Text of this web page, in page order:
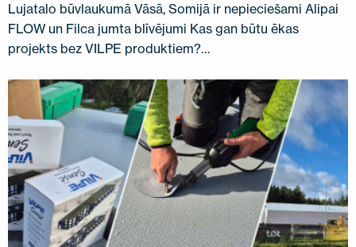
Lujatalo būvlaukumā Vāsā, Somijā ir nepieciešami Alipai
FLOW un Filca jumta blīvējumi Kas gan būtu ēkas
projekts bez VILPE ​​produktiem?…